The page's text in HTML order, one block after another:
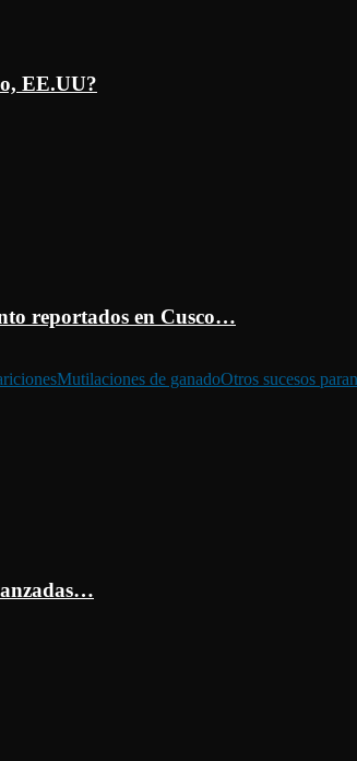
EE.UU?
reportados en Cusco…
Mutilaciones de ganadoOtros sucesos